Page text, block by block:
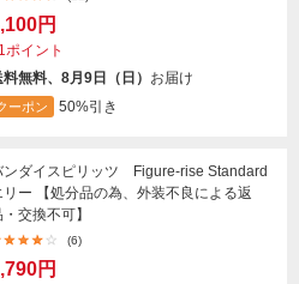
円
ポイント
料無料、8月9日（日） お届け
ーポン 50%引き
ンダイスピリッツ Figure-rise Standard
リー 【処分品の為、外装不良による返
交換不可】
(6)
円